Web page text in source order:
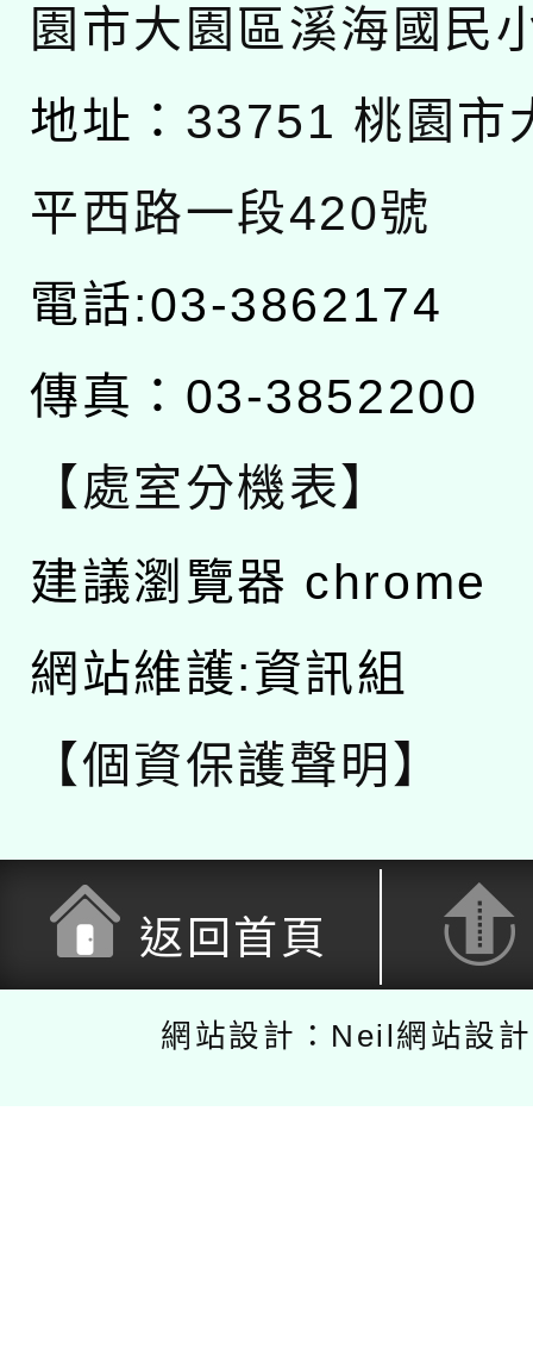
園市大園區溪海國民
地址： 33751 桃園市
平西路一段420號
電話:03-3862174
傳真：03-3852200
【處室分機表】
建議瀏覽器 chrome
網站維護:資訊組
【個資保護聲明】
返回首頁
網站設計：Neil網站設